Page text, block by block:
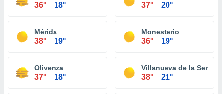
36° 18° 37° 20°
Mérida
38° 19°
Monesterio
36° 19°
Olivenza
37° 18°
Villanueva de la Serena
38° 21°